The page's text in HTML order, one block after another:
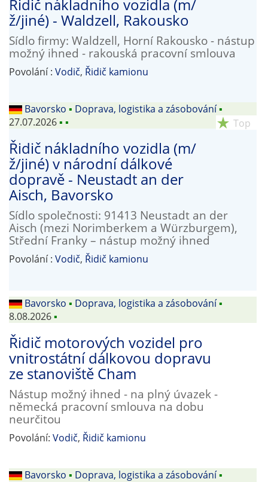
Řidič nákladního vozidla (m/
ž/jiné) - Waldzell, Rakousko
Sídlo firmy: Waldzell, Horní Rakousko - nástup
možný ihned - rakouská pracovní smlouva
Povolání : Vodič, Řidič kamionu
Bavorsko ▪ Doprava, logistika a zásobování▪
27.07.2026▪ ▪ star_rate Top
Řidič nákladního vozidla (m/
ž/jiné) v národní dálkové
dopravě - Neustadt an der
Aisch, Bavorsko
Sídlo společnosti: 91413 Neustadt an der
Aisch (mezi Norimberkem a Würzburgem),
Střední Franky – nástup možný ihned
Povolání : Vodič, Řidič kamionu
Bavorsko ▪ Doprava, logistika a zásobování▪
8.08.2026▪
Řidič motorových vozidel pro
vnitrostátní dálkovou dopravu
ze stanoviště Cham
Nástup možný ihned - na plný úvazek -
německá pracovní smlouva na dobu
neurčitou
Povolání: Vodič, Řidič kamionu
Bavorsko ▪ Doprava, logistika a zásobování▪